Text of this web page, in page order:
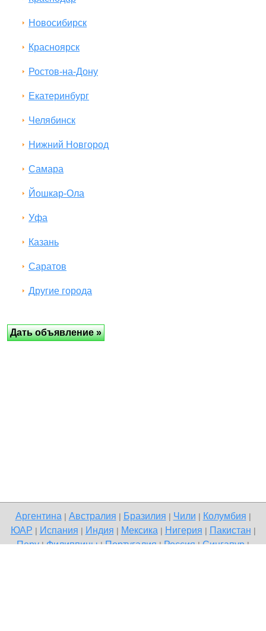
Новосибирск
Красноярск
Ростов-на-Дону
Екатеринбург
Челябинск
Нижний Новгород
Самара
Йошкар-Ола
Уфа
Казань
Саратов
Другие города
Аргентина| Австралия Бразилия Чили Колумбия
ЮАР Испания Индия Мексика| Нигерия Пакистан
Перу|Филиппины|Португалия|Россия|Сингапур|